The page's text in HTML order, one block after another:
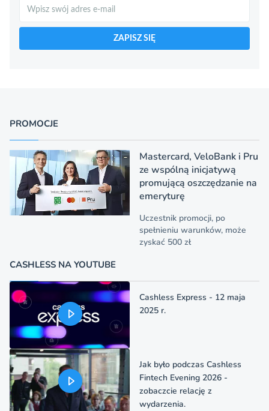
Szukaj
ZAPISZ SIĘ
PROMOCJE
Mastercard, VeloBank i Pru
ze wspólną inicjatywą
promującą oszczędzanie na
emeryturę
Uczestnik promocji, po
spełnieniu warunków, może
zyskać 500 zł
CASHLESS NA YOUTUBE
Cashless Express - 12 maja
2025 r.
Jak było podczas Cashless
Fintech Evening 2026 -
zobaczcie relację z
wydarzenia.